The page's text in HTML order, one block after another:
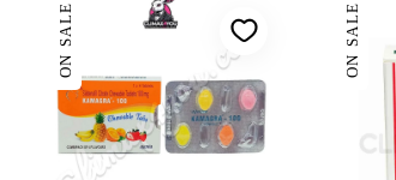
ON SALE ON SALE